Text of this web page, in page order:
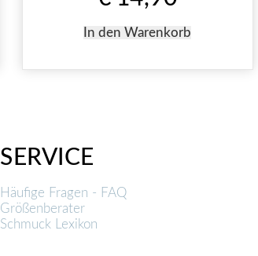
In den Warenkorb
SERVICE
Häufige Fragen - FAQ
Größenberater
Schmuck Lexikon